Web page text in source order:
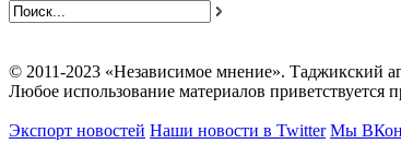
© 2011-2023 «Независимое мнение». Таджикский
Любое использование материалов приветствуется
Экспорт новостей Наши новости в Twitter Мы